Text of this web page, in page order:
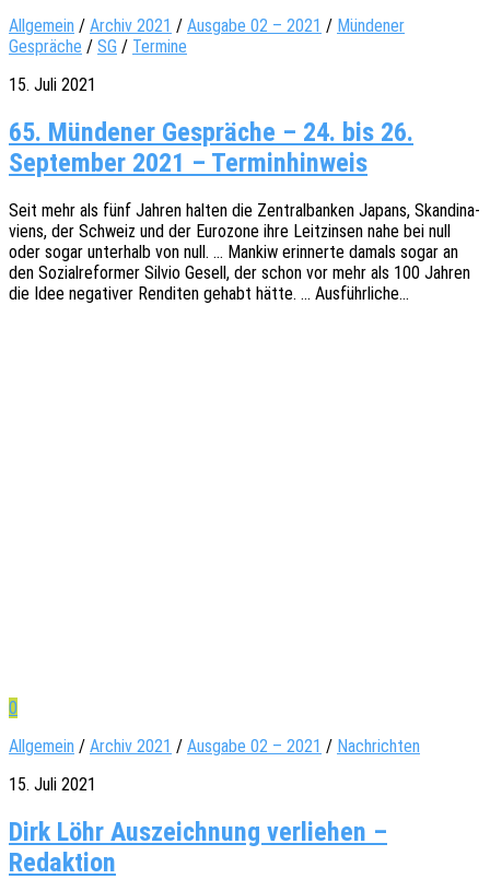
Allgemein / Archiv 2021 / Ausgabe 02 – 2021 / Mündener
Gespräche / SG / Termine
15. Juli 2021
65. Mündener Gespräche – 24. bis 26.
September 2021 – Terminhinweis
Seit mehr als fünf Jahren halten die Zentral­ban­ken Japans, Skan­di­na­
vi­ens, der Schweiz und der Euro­zo­ne ihre Leit­zin­sen nahe bei null
oder sogar unter­halb von null. … Mankiw erin­ner­te damals sogar an
den Sozi­al­re­for­mer Silvio Gesell, der schon vor mehr als 100 Jahren
die Idee nega­ti­ver Rendi­ten gehabt hätte. … Ausführliche…
0
Allgemein / Archiv 2021 / Ausgabe 02 – 2021 / Nachrichten
15. Juli 2021
Dirk Löhr Auszeichnung verliehen –
Redaktion